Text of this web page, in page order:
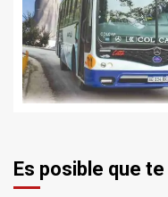
Es posible que